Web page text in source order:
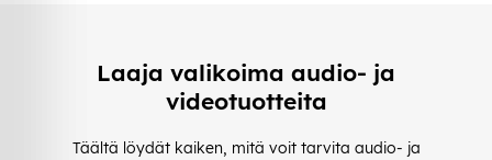
Laaja valikoima audio- ja
videotuotteita
Täältä löydät kaiken, mitä voit tarvita audio- ja